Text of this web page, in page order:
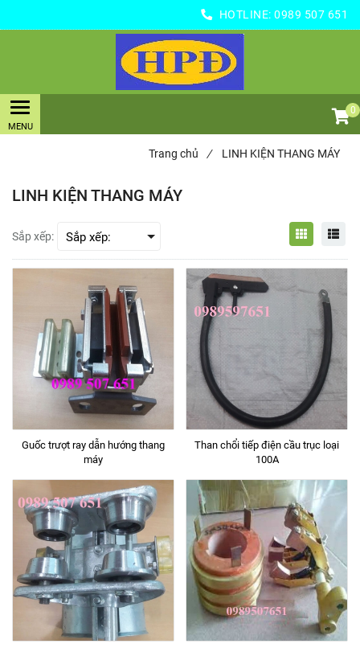
HOTLINE: 0989 507 651
0
Trang chủ / LINH KIỆN THANG MÁY
LINH KIỆN THANG MÁY
Sắp xếp:
Guốc trượt ray dẫn hướng thang
máy
Than chổi tiếp điện cầu trục loại
100A